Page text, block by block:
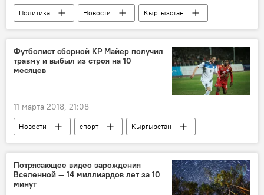
Политика Новости
Кыргызстан
экономика
Бишкек
ТЭЦ
TBEA
авария
Уголовные дела и задержания по делу о ТЭЦ
Футболист сборной КР Майер получил
травму и выбыл из строя на 10
месяцев
11 марта 2018, 21:08
Новости спорт
Кыргызстан
Виктор Майер
футбол травма
Потрясающее видео зарождения
Вселенной — 14 миллиардов лет за 10
минут